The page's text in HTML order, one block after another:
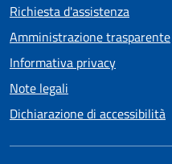
Richiesta d'assistenza
Amministrazione trasparente
Informativa privacy
Note legali
Dichiarazione di accessibilità